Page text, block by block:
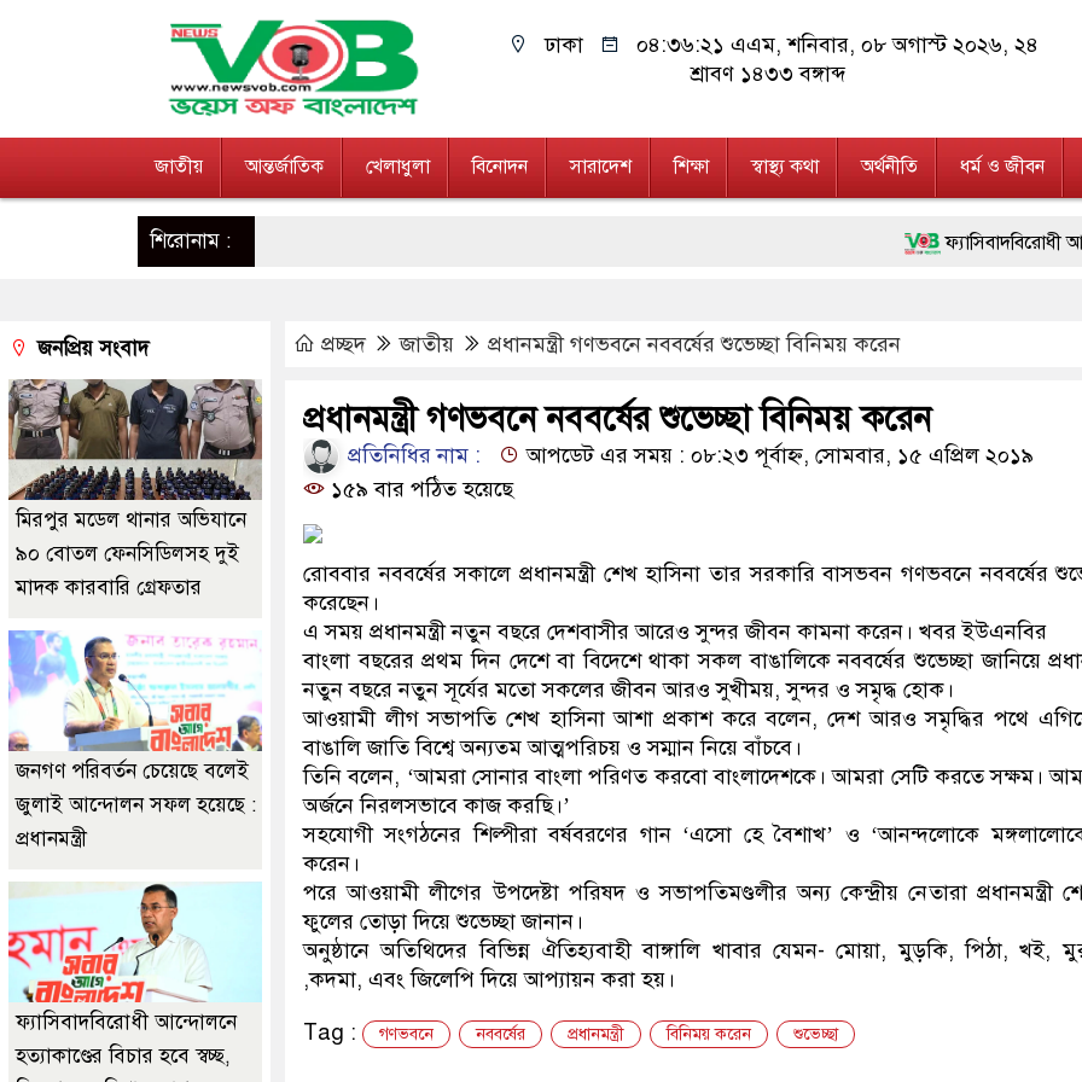
ঢাকা ০৪:৩৬:২২ এএম, শনিবার, ০৮ অগাস্ট ২০২৬, ২৪
শ্রাবণ ১৪৩৩ বঙ্গাব্দ
জাতীয় আন্তর্জাতিক খেলাধুলা বিনোদন সারাদেশ শিক্ষা স্বাস্থ্য কথা অর্থনীতি ধর্ম ও জীবন
শিরোনাম : ফ্যাসিবাদবিরোধী আন্দোলনে
জনগণ পরিবর্তন চেয়েছে
২৮ লাখ টাকার জাল নোটসহ
নেতৃত্ব ও গণতন্ত্রের মূর্তমান
অবৈধ বিদেশি পিস্তল,
ডাকাতির প্রস্তুতিকালে
প্রচ্ছদ জাতীয় প্রধানমন্ত্রী গণভবনে নববর্ষের শুভেচ্ছা বিনিময় করেন
প্রধানমন্ত্রী গণভবনে নববর্ষের শুভেচ্ছা বিনিময় করেন
প্রতিনিধির নাম :
আপডেট এর সময় : ০৮:২৩ পূর্বাহ্ন, সোমবার, ১৫ এপ্রিল ২০১৯
১৫৯ বার পঠিত হয়েছে
রোববার নববর্ষের সকালে প্রধানমন্ত্রী শেখ হাসিনা তার সরকারি বাসভবন গণভবনে নববর্ষের
করেছেন।
এ সময় প্রধানমন্ত্রী নতুন বছরে দেশবাসীর আরেও সুন্দর জীবন কামনা করেন। খবর ইউএনবির
বাংলা বছরের প্রথম দিন দেশে বা বিদেশে থাকা সকল বাঙালিকে নববর্ষের শুভেচ্ছা জানিয়ে
নতুন বছরে নতুন সূর্যের মতো সকলের জীবন আরও সুখীময়, সুন্দর ও সমৃদ্ধ হোক।
আওয়ামী লীগ সভাপতি শেখ হাসিনা আশা প্রকাশ করে বলেন, দেশ আরও সমৃদ্ধির পথে
বাঙালি জাতি বিশ্বে অন্যতম আত্মপরিচয় ও সম্মান নিয়ে বাঁচবে।
তিনি বলেন, ‘আমরা সোনার বাংলা পরিণত করবো বাংলাদেশকে। আমরা সেটি করতে সক্ষম।
অর্জনে নিরলসভাবে কাজ করছি।’
সহযোগী সংগঠনের শিল্পীরা বর্ষবরণের গান ‘এসো হে বৈশাখ’ ও ‘আনন্দলোকে
করেন।
পরে আওয়ামী লীগের উপদেষ্টা পরিষদ ও সভাপতিমণ্ডলীর অন্য কেন্দ্রীয় নেতারা প্রধানমন্ত্রী
ফুলের তোড়া দিয়ে শুভেচ্ছা জানান।
অনুষ্ঠানে অতিথিদের বিভিন্ন ঐতিহ্যবাহী বাঙ্গালি খাবার যেমন- মোয়া, মুড়কি, পিঠা, খই,
,কদমা, এবং জিলেপি দিয়ে আপ্যায়ন করা হয়।
Tag :
গণভবনে নববর্ষের প্রধানমন্ত্রী বিনিময় করেন শুভেচ্ছা
জনপ্রিয় সংবাদ
মিরপুর মডেল থানার অভিযানে
৯০ বোতল ফেনসিডিলসহ দুই
মাদক কারবারি গ্রেফতার
জনগণ পরিবর্তন চেয়েছে বলেই
জুলাই আন্দোলন সফল হয়েছে :
প্রধানমন্ত্রী
ফ্যাসিবাদবিরোধী আন্দোলনে
হত্যাকাণ্ডের বিচার হবে স্বচ্ছ,